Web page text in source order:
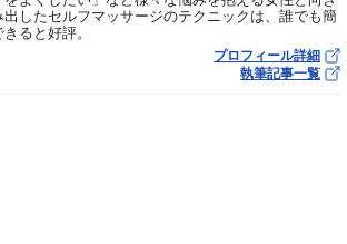
出したセルフマッサージのテクニックは、誰でも簡
ると好評。
プロフィール詳細
執筆記事一覧